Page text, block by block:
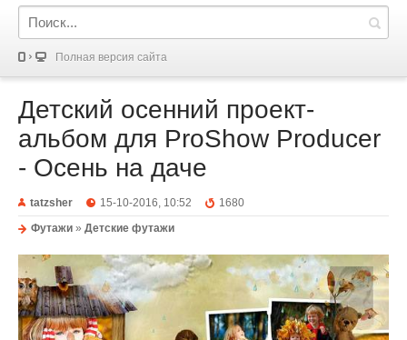
Полная версия сайта
Детский осенний проект-
альбом для ProShow Producer
- Осень на даче
tatzsher 15-10-2016, 10:52
1680
Футажи » Детские футажи